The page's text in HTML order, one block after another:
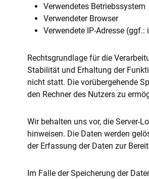
Verwendetes Betriebssystem
Verwendeter Browser
Verwendete IP-Adresse
Rechtsgrundlage für die
Stabilität und Erhaltung der
nicht statt. Die vorübergehende
den Rechner des Nutzers zu
Wir behalten uns vor, die Server-
hinweisen. Die Daten werden
der Erfassung der Daten zur
Im Falle der Speicherung der